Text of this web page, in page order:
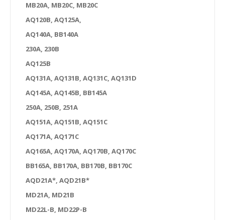
MB20A, MB20C, MB20C
AQ120B, AQ125A,
AQ140A, BB140A
230A, 230B
AQ125B
AQ131A, AQ131B, AQ131C, AQ131D
AQ145A, AQ145B, BB145A
250A, 250B, 251A
AQ151A, AQ151B, AQ151C
AQ171A, AQ171C
AQ165A, AQ170A, AQ170B, AQ170C
BB165A, BB170A, BB170B, BB170C
AQD21A*, AQD21B*
MD21A, MD21B
MD22L-B, MD22P-B